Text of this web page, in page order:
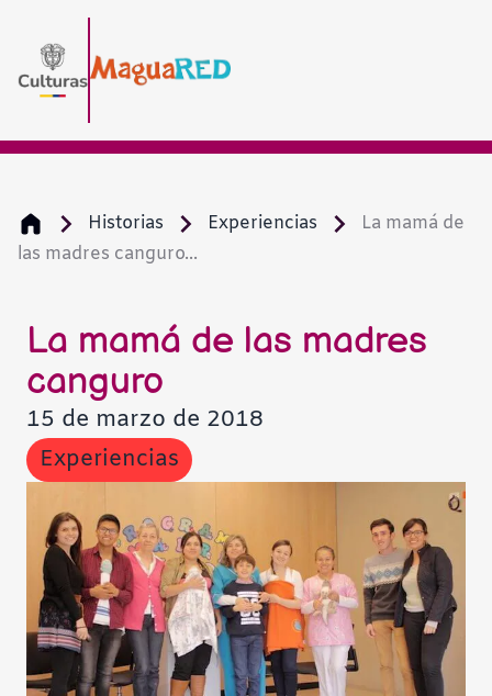
Historias Experiencias
La mamá de
las madres canguro...
La mamá de las madres
canguro
15 de marzo de 2018
Experiencias